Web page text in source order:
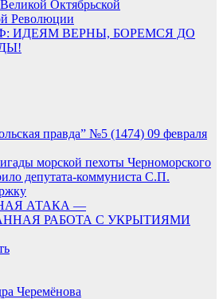
Октябрьской
Революции
ИДЕЯМ ВЕРНЫ, БОРЕМСЯ ДО
правда” №5 (1474) 09 февраля
морской пехоты Черноморского
депутата-коммуниста С.П.
АТАКА —
РАБОТА С УКРЫТИЯМИ
Черемёнова